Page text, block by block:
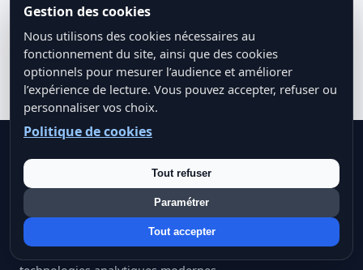
IANA Data
Analyses, pédagogie et ressources autour de l’intelligence
artificielle, de la Big Data, de la Data Science et des
Gestion des cookies
Nous utilisons des cookies nécessaires au
fonctionnement du site, ainsi que des cookies
optionnels pour mesurer l’audience et améliorer
l’expérience de lecture. Vous pouvez accepter, refuser ou
personnaliser vos choix.
Politique de cookies
Tout refuser
Paramétrer
Tout accepter